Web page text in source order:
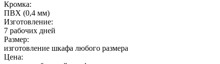
Кромка:
ПВХ (0,4 мм)
Изготовление:
7 рабочих дней
Размер:
изготовление шкафа любого размера
Цена: